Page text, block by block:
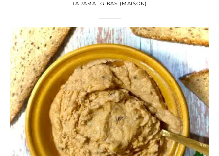
TARAMA IG BAS (MAISON)